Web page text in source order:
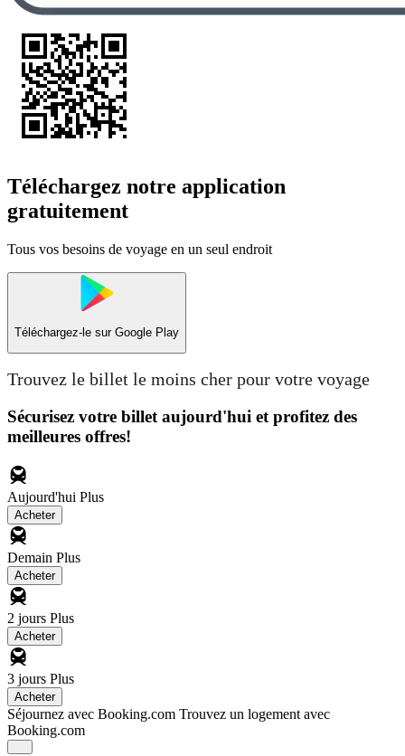
Téléchargez notre application
gratuitement
Tous vos besoins de voyage en un seul endroit
Téléchargez-le sur Google Play
Trouvez le billet le moins cher pour votre voyage
Sécurisez votre billet aujourd'hui et profitez des
meilleures offres!
Aujourd'hui Plus
Acheter
Demain Plus
Acheter
2 jours Plus
Acheter
3 jours Plus
Acheter
Séjournez avec Booking.com Trouvez un logement avec
Booking.com